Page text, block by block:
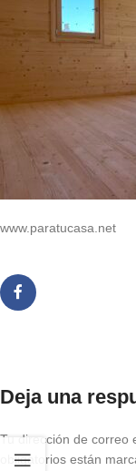
www.paratucasa.net
Deja una
Tu dirección de correo
obligatorios están